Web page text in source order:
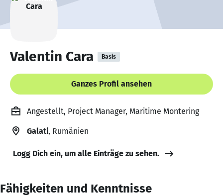
Valentin Cara Basis
Ganzes Profil ansehen
Angestellt, Project Manager, Maritime Montering
Galati, Rumänien
Logg Dich ein, um alle Einträge zu sehen.
Fähigkeiten und Kenntnisse